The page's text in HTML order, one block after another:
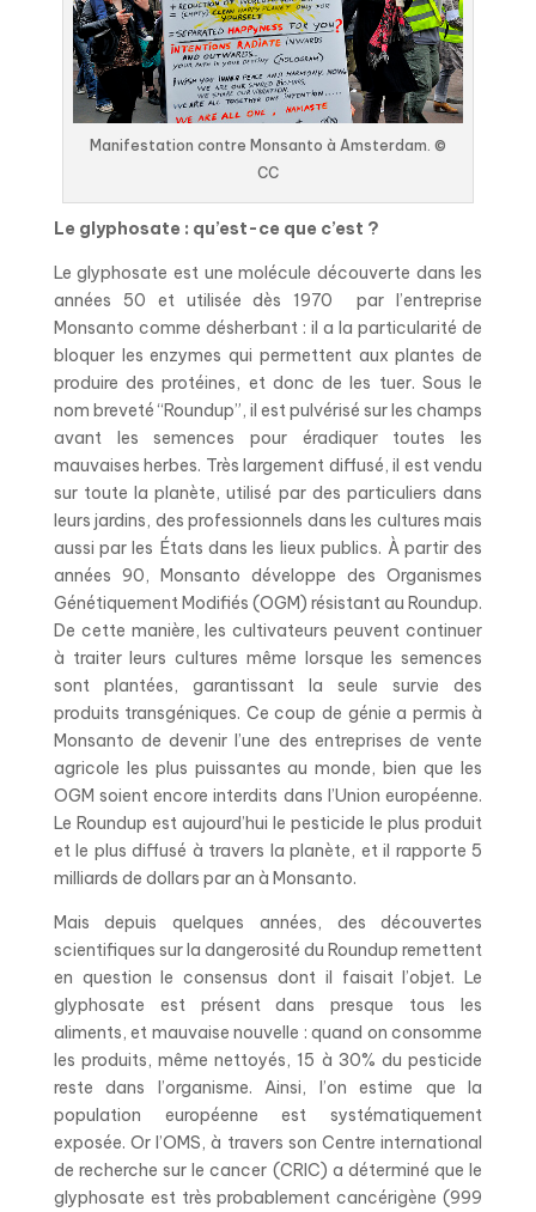
Manifestation contre Monsanto à Amsterdam. ©
CC
Le glyphosate : qu’est-ce que c’est ?
Le glyphosate est une molécule découverte dans les
années 50 et utilisée dès 1970 par l’entreprise
Monsanto comme désherbant : il a la particularité de
bloquer les enzymes qui permettent aux plantes de
produire des protéines, et donc de les tuer. Sous le
nom breveté “Roundup”, il est pulvérisé sur les champs
avant les semences pour éradiquer toutes les
mauvaises herbes. Très largement diffusé, il est vendu
sur toute la planète, utilisé par des particuliers dans
leurs jardins, des professionnels dans les cultures mais
aussi par les États dans les lieux publics. À partir des
années 90, Monsanto développe des Organismes
Génétiquement Modifiés (OGM) résistantau Roundup.
De cette manière, les cultivateurs peuvent continuer
à traiter leurs cultures même lorsque les semences
sont plantées, garantissant la seule survie des
produits transgéniques. Ce coup de génie a permis à
Monsanto de devenir l’une des entreprises de vente
agricole les plus puissantes au monde, bien que les
OGM soient encore interdits dans l’Union européenne.
Le Roundup est aujourd’hui le pesticide le plus produit
et le plus diffusé à travers la planète, et il rapporte 5
milliards de dollars par an à Monsanto.
Mais depuis quelques années, des découvertes
scientifiques sur la dangerosité du Roundup remettent
en question le consensus dont il faisait l’objet. Le
glyphosate est présent dans presque tous les
aliments, et mauvaise nouvelle : quand on consomme
les produits, même nettoyés, 15 à 30% du pesticide
reste dans l’organisme. Ainsi, l’on estime que la
population européenne est systématiquement
exposée. Or l’OMS, à travers son Centre international
de recherche sur le cancer (CRIC) a déterminé que le
glyphosate est très probablement cancérigène (999